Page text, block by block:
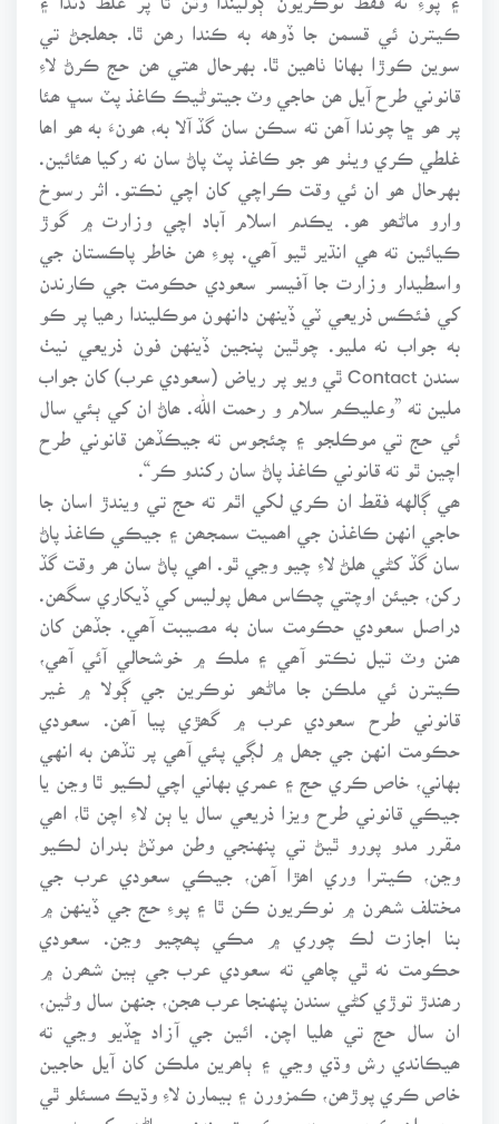
ڪيترن ئي قسمن جا ڏوهه به ڪندا رھن ٿا. جھلجڻ تي
سوين ڪوڙا بهانا ٺاھين ٿا. بهرحال ھتي ھن حج ڪرڻ لاءِ
قانوني طرح آيل ھن حاجي وٽ جيتوڻيڪ ڪاغذ پٽ سڀ ھئا
پر ھو ڇا چوندا آھن ته سڪن سان گڏ آلا به، ھونءَ به ھو اھا
غلطي ڪري ويٺو ھو جو ڪاغذ پٽ پاڻ سان نه رکيا ھئائين.
بهرحال ھو ان ئي وقت ڪراچي کان اچي نڪتو. اثر رسوخ
وارو ماڻھو ھو. يڪدم اسلام آباد اچي وزارت ۾ گوڙ
ڪيائين ته ھي انڌير ٿيو آھي. پوءِ ھن خاطر پاڪستان جي
واسطيدار وزارت جا آفيسر سعودي حڪومت جي ڪارندن
کي فئڪس ذريعي ٽي ڏينهن دانهون موڪليندا رھيا پر ڪو
به جواب نه مليو. چوٿين پنجين ڏينهن فون ذريعي نيٺ
سندن Contact ٿي ويو پر رياض (سعودي عرب) کان جواب
ملين ته ”وعليڪم سلام و رحمت الله. ھاڻ ان کي ٻئي سال
ئي حج تي موڪلجو ۽ چئجوس ته جيڪڏھن قانوني طرح
اچين ٿو ته قانوني ڪاغذ پاڻ سان رکندو ڪر“.
ھي ڳالهه فقط ان ڪري لکي اٿم ته حج تي ويندڙ اسان جا
حاجي انهن ڪاغذن جي اھميت سمجھن ۽ جيڪي ڪاغذ پاڻ
سان گڏ کڻي ھلڻ لاءِ چيو وڃي ٿو. اھي پاڻ سان ھر وقت گڏ
رکن، جيئن اوچتي چڪاس مھل پوليس کي ڏيکاري سگھن.
دراصل سعودي حڪومت سان به مصيبت آھي. جڏھن کان
ھنن وٽ تيل نڪتو آھي ۽ ملڪ ۾ خوشحالي آئي آھي،
ڪيترن ئي ملڪن جا ماڻھو نوڪرين جي ڳولا ۾ غير
قانوني طرح سعودي عرب ۾ گھڙي پيا آھن. سعودي
حڪومت انهن جي جھل ۾ لڳي پئي آھي پر تڏھن به انهي
بهاني، خاص ڪري حج ۽ عمري بهاني اچي لڪيو ٿا وڃن يا
جيڪي قانوني طرح ويزا ذريعي سال يا ٻن لاءِ اچن ٿا، اھي
مقرر مدو پورو ٿيڻ تي پنهنجي وطن موٽڻ بدران لڪيو
وڃن، ڪيترا وري اھڙا آھن، جيڪي سعودي عرب جي
مختلف شھرن ۾ نوڪريون ڪن ٿا ۽ پوءِ حج جي ڏينهن ۾
بنا اجازت لڪ چوري ۾ مڪي پھچيو وڃن. سعودي
حڪومت نه ٿي چاھي ته سعودي عرب جي ٻين شھرن ۾
رھندڙ توڙي کڻي سندن پنهنجا عرب ھجن، جنهن سال وڻين،
ان سال حج تي ھليا اچن. ائين جي آزاد ڇڏيو وڃي ته
ھيڪاندي رش وڌي وڃي ۽ ٻاھرين ملڪن کان آيل حاجين
خاص ڪري پوڙھن، ڪمزورن ۽ بيمارن لاءِ وڌيڪ مسئلو ٿي
پوي. ان ڪري سعودي حڪومت پنهنجن ماڻھن کي به حج